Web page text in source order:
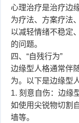
心理治疗是治疗边
为疗法、方案疗法
以减轻情绪不稳定
的问题。
四、“自残行为”
边缘型人格通常伴
为。以下是边缘型
1. 刻意自伤：边缘
如使用尖锐物切割
墙等。